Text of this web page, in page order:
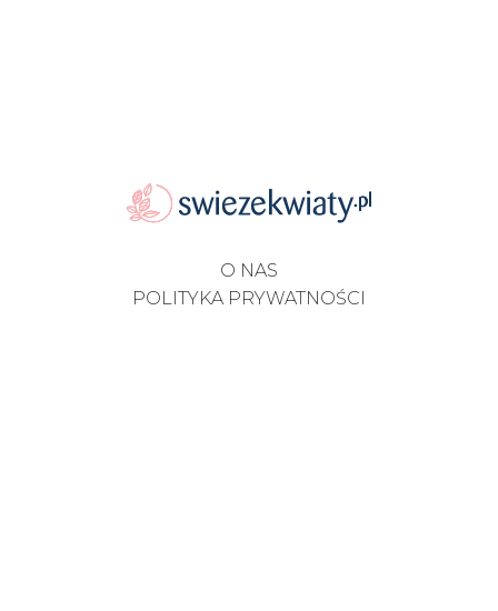
O NAS
POLITYKA PRYWATNOŚCI